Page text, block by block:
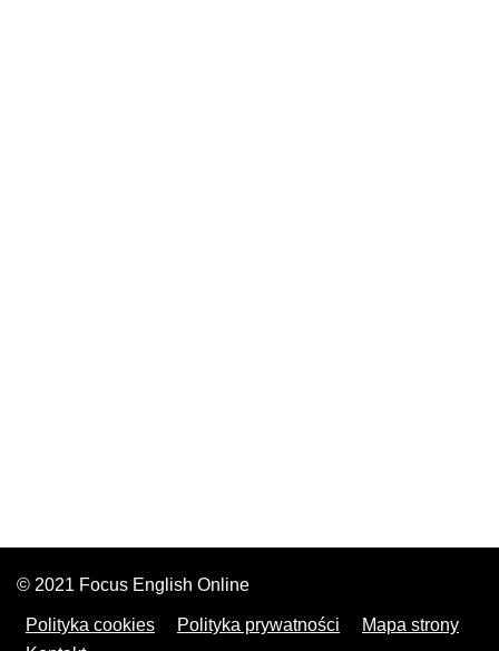
© 2021 Focus English Online
Polityka cookies Polityka prywatności
Mapa strony